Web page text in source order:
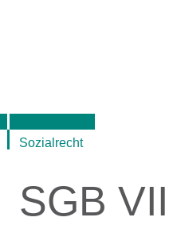
Sozialrecht
SGB VII